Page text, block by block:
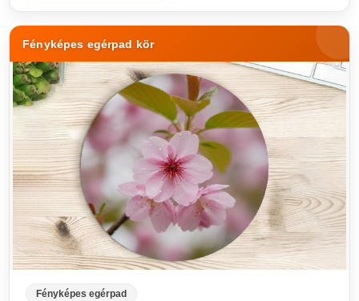
Fényképes egérpad kör
Fényképes egérpad